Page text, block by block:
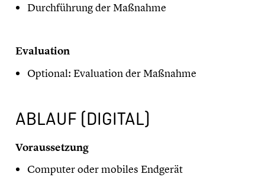
Durchführung der Maßnahme
Evaluation
Optional: Evaluation der Maßnahme
ABLAUF (DIGITAL)
Voraussetzung
Computer oder mobiles Endgerät